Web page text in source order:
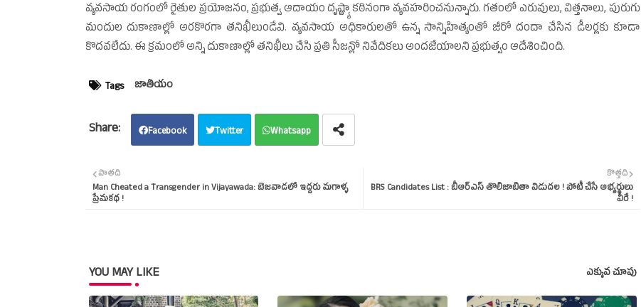
వ్యవసాయ రంగంలో రైతుల ప్రయోజనం, ప్రభుత్వ ఆదాయం దృష్ట్యా కఠినంగా వ్యవహరించనున్నారు. గతంలో ఎరువులు, విత్తనాలు, పురుగు
మందుల దుకాణాల్లో అరకొరగా తనిఖీలుండేవి. వ్యవసాయ అధికారులతో ఉన్న సాన్నిహిత్యంతో జీరో దందా చేసిన డీలర్లకు కూడా
కొదవలేదు. ఈ క్రమంలో అన్ని దుకాణాల్లో తనిఖీలు చేసి ప్రతి సీజన్లో నివేదికలు అందజేయాలని ప్రభుత్వం ఆదేశించింది.
Tags జాతీయం
Facebook Twitter Whatsapp
కొత్తది
BRS Candidates List : బీఆర్‌ఎస్‌ తొలిజాబితా విడుదల ! పోటీ చేసే అభ్యర్థులు
వీరే !
పాతది
Man Cheated a Transgender in Vijayawada: బెజవాడలో ఇద్దరు మగాళ్ళ
ప్రేమకథ !
YOU MAY LIKE ఎక్కువ చూపు